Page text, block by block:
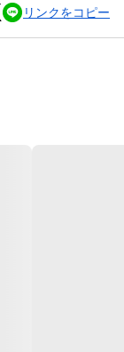
リンクをコピー